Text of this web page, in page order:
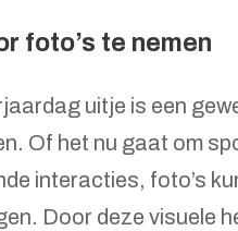
foto’s te nemen
uitje is een
Of het nu gaat om
interacties, foto’s
Door deze visuele